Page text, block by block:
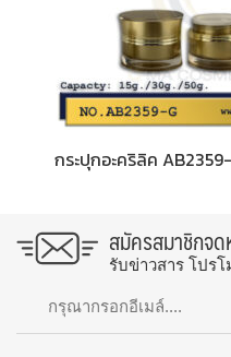
กระปุกอะคริลิค
สมัครสมาชิกจด
รับข่าวสาร โปร